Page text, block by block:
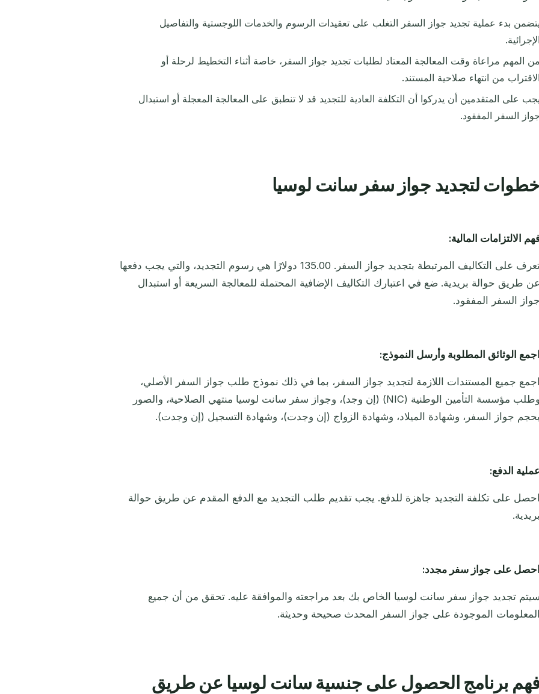
يتضمن بدء عملية تجديد جواز السفر التغلب على تعقيدات الرسوم والخدمات اللوجستية والتفاصيل
الإجرائية.
من المهم مراعاة وقت المعالجة المعتاد لطلبات تجديد جواز السفر، خاصة أثناء التخطيط لرحلة أو
الاقتراب من انتهاء صلاحية المستند.
يجب على المتقدمين أن يدركوا أن التكلفة العادية للتجديد قد لا تنطبق على المعالجة المعجلة أو استبدال
جواز السفر المفقود.
خطوات لتجديد جواز سفر سانت لوسيا
الالتزامات المالية:
تعرف على التكاليف المرتبطة بتجديد جواز السفر. 135.00 دولارًا هي رسوم التجديد، والتي يجب دفعها
عن طريق حوالة بريدية. ضع في اعتبارك التكاليف الإضافية المحتملة للمعالجة السريعة أو استبدال
جواز السفر المفقود.
اجمع الوثائق المطلوبة وأرسل النموذج:
اجمع جميع المستندات اللازمة لتجديد جواز السفر، بما في ذلك نموذج طلب جواز السفر الأصلي،
وطلب مؤسسة التأمين الوطنية (NIC) (إن وجد)، وجواز سفر سانت لوسيا منتهي الصلاحية، والصور
بحجم جواز السفر، وشهادة الميلاد، وشهادة الزواج (إن وجدت)، وشهادة التسجيل (إن وجدت).
الدفع:
احصل على تكلفة التجديد جاهزة للدفع. يجب تقديم طلب التجديد مع الدفع المقدم عن طريق حوالة
بريدية.
احصل على جواز سفر مجدد:
سيتم تجديد جواز سفر سانت لوسيا الخاص بك بعد مراجعته والموافقة عليه. تحقق من أن جميع
المعلومات الموجودة على جواز السفر المحدث صحيحة وحديثة.
برنامج الحصول على جنسية سانت لوسيا عن طريق